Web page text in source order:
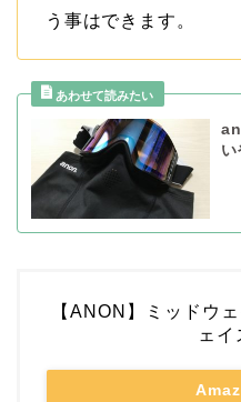
う事はできます。
い
【ANON】ミッドウ
ェイ